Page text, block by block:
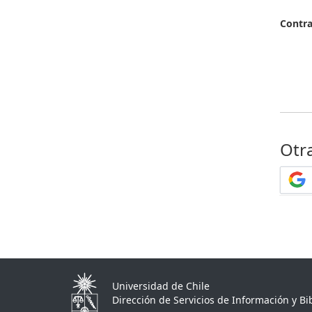
Universidad de Chile
Dirección de Servicios de Información y